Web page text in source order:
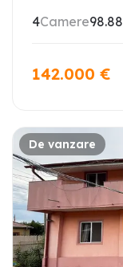
4Camere98.88
142.000 €
De vanzare